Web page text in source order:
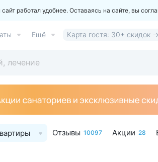
работал удобнее. Оставаясь на сайте, вы
Ещё Карта гостя: 30+ скидок →
Отзывы 10097 Акции 28